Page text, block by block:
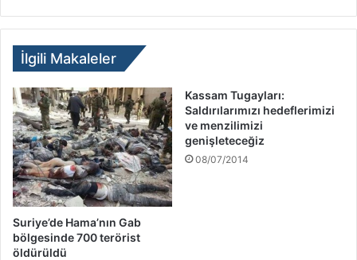
İlgili Makaleler
Suriye’de Hama’nın Gab
bölgesinde 700 terörist
öldürüldü
Kassam Tugayları:
Saldırılarımızı hedeflerimizi
ve menzilimizi
genişleteceğiz
08/07/2014